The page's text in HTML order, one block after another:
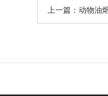
上一篇：动物油